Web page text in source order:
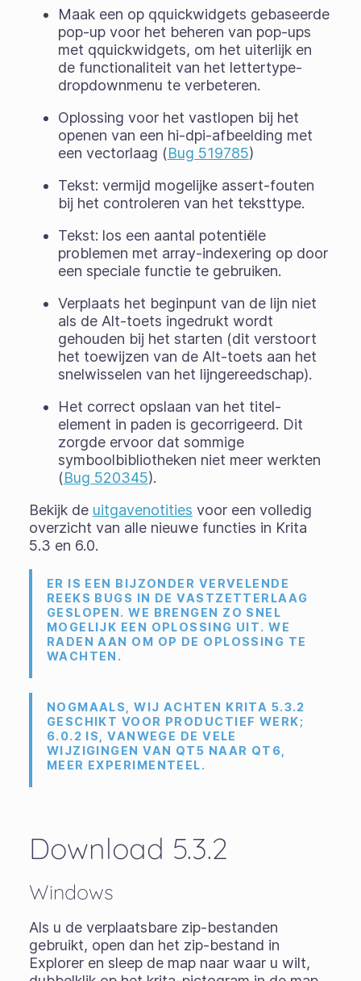
Maak een op qquickwidgets gebaseerde
pop-up voor het beheren van pop-ups
met qquickwidgets, om het uiterlijk en
de functionaliteit van het lettertype-
dropdownmenu te verbeteren.
Oplossing voor het vastlopen bij het
openen van een hi-dpi-afbeelding met
een vectorlaag (Bug 519785)
Tekst: vermijd mogelijke assert-fouten
bij het controleren van het teksttype.
Tekst: los een aantal potentiële
problemen met array-indexering op door
een speciale functie te gebruiken.
Verplaats het beginpunt van de lijn niet
als de Alt-toets ingedrukt wordt
gehouden bij het starten (dit verstoort
het toewijzen van de Alt-toets aan het
snelwisselen van het lijngereedschap).
Het correct opslaan van het titel-
element in paden is gecorrigeerd. Dit
zorgde ervoor dat sommige
symboolbibliotheken niet meer werkten
(Bug 520345).
Bekijk de uitgavenotities voor een volledig
overzicht van alle nieuwe functies in Krita
5.3 en 6.0.
ER IS EEN BIJZONDER VERVELENDE
REEKS BUGS IN DE VASTZETTERLAAG
GESLOPEN. WE BRENGEN ZO SNEL
MOGELIJK EEN OPLOSSING UIT. WE
RADEN AAN OM OP DE OPLOSSING TE
WACHTEN.
NOGMAALS, WIJ ACHTEN KRITA 5.3.2
GESCHIKT VOOR PRODUCTIEF WERK;
6.0.2 IS, VANWEGE DE VELE
WIJZIGINGEN VAN QT5 NAAR QT6,
MEER EXPERIMENTEEL.
Download 5.3.2
Windows
Als u de verplaatsbare zip-bestanden
gebruikt, open dan het zip-bestand in
Explorer en sleep de map naar waar u wilt,